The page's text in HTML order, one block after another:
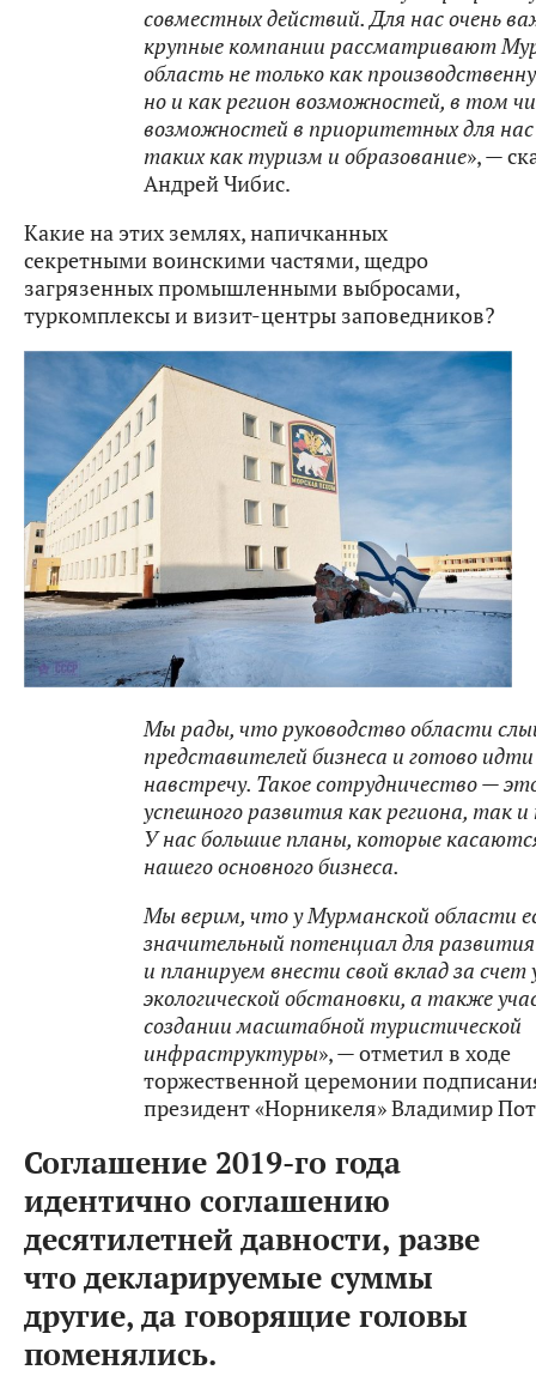
совместных действий. Для нас очень
крупные компании рассматривают
область не только как
но и как регион возможностей, в том
возможностей в приоритетных для
таких как туризм и образование», —
Андрей Чибис.
Какие на этих землях, напичканных
секретными воинскими частями, щедро
загрязенных промышленными выбросами,
туркомплексы и визит-центры заповедников?
Мы рады, что руководство области
представителей бизнеса и готово
навстречу. Такое сотрудничество —
успешного развития как региона, так
У нас большие планы, которые
нашего основного бизнеса.
Мы верим, что у Мурманской области
значительный потенциал для
и планируем внести свой вклад за счет
экологической обстановки, а также
создании масштабной туристической
инфраструктуры», — отметил в ходе
торжественной церемонии
президент «Норникеля» Владимир
Соглашение 2019-го года
идентично соглашению
десятилетней давности, разве
что декларируемые суммы
другие, да говорящие головы
поменялись.